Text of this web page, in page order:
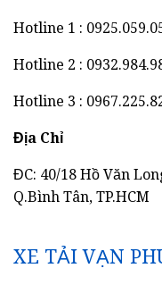
Hotline 1 :
Hotline 2 :
Hotline 3 :
Địa Chỉ
ĐC: 40/18 Hồ Văn
Q.Bình Tân, TP.HCM
XE TẢI VẠN